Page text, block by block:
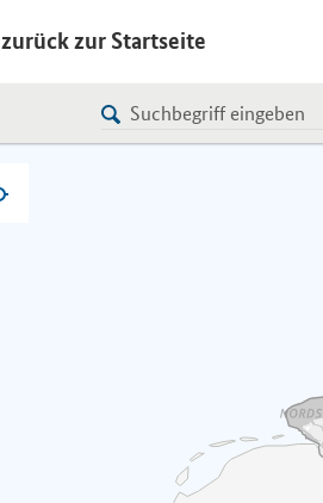
zurück zur Startseite